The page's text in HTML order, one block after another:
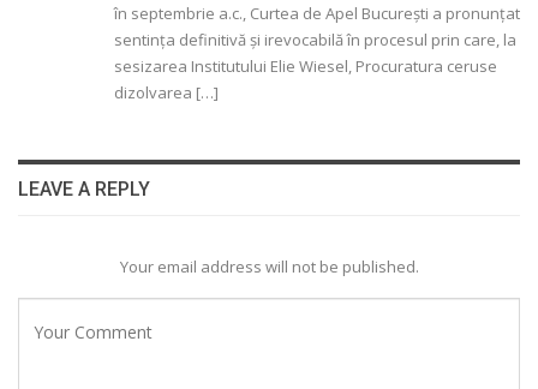
în septembrie a.c., Curtea de Apel Bucureşti a pronunţat
sentinţa definitivă şi irevocabilă în procesul prin care, la
sesizarea Institutului Elie Wiesel, Procuratura ceruse
dizolvarea […]
LEAVE A REPLY
Your email address will not be published.